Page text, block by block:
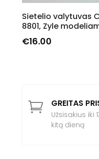
Sietelio valytuvas
8801, Zyle
€16.00
 GREITAS
Užsisakius iki
kitą dieną